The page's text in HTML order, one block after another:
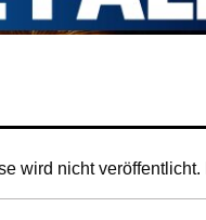
wird nicht veröffentlicht.